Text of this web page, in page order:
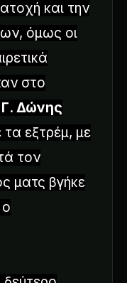
και την
όμως οι
στο
Γ. Δώνης
εξτρέμ, με
τον
ματς βγήκε
ο